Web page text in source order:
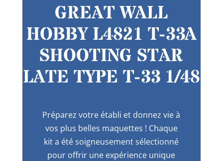
GREAT WALL
HOBBY L4821 T-33A
SHOOTING STAR
LATE TYPE T-33 1/48
Préparez votre établi et donnez vie à
vos plus belles maquettes ! Chaque
kit a été soigneusement sélectionné
pour offrir une expérience unique